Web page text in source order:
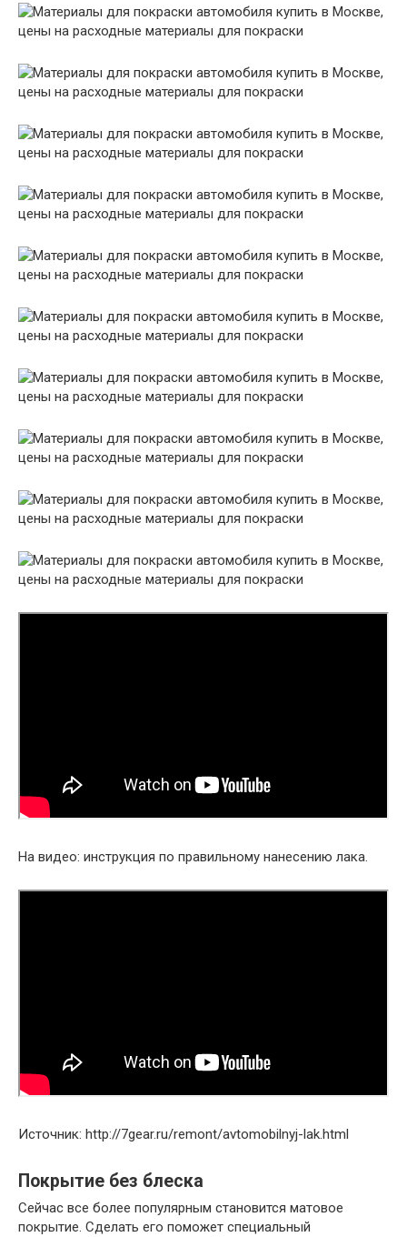
На видео: инструкция по правильному нанесению лака.
Источник: http://7gear.ru/remont/avtomobilnyj-lak.html
Покрытие без блеска
Сейчас все более популярным становится матовое
покрытие. Сделать его поможет специальный